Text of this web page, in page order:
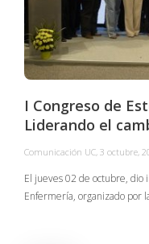
I Congreso de
Liderando el
Comunicación UC, 3 octubre,
El jueves 02 de octubre, dio
Enfermería, organizado por